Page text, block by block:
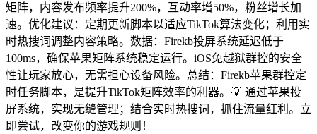
矩阵，内容发布频率提升200%，互动率增50%，粉丝增长加
速。优化建议：定期更新脚本以适应TikTok算法变化；利用实
时热搜词调整内容策略。数据：Firekb投屏系统延迟低于
100ms，确保苹果矩阵系统稳定运行。iOS免越狱群控的安全
性让玩家放心，无需担心设备风险。总结：Firekb苹果群控定
时任务脚本，是提升TikTok矩阵效率的利器。💡 通过苹果投
屏系统，实现无缝管理；结合实时热搜词，抓住流量红利。立
即尝试，改变你的游戏规则！